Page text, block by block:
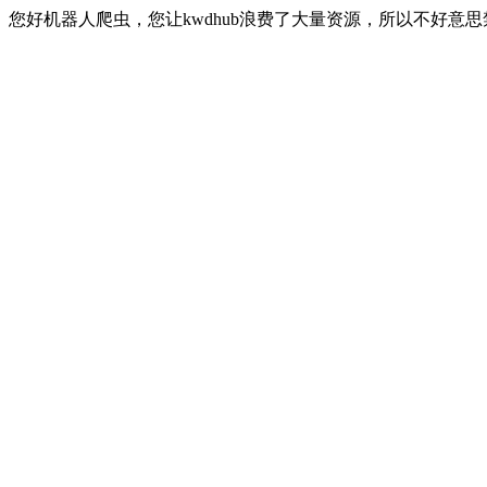
您好机器人爬虫，您让kwdhub浪费了大量资源，所以不好意思